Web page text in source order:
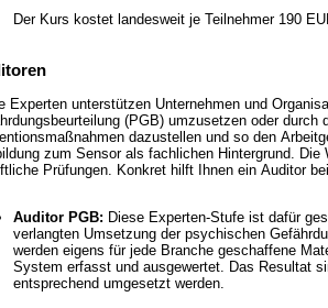
Der Kurs kostet landesweit je Teilnehmer 190
Experten unterstützen Unternehmen und
(PGB) umzusetzen oder
dazustellen und so den Arbeitgeber für
zum Sensor als fachlichen Hintergrund.
schriftliche Prüfungen. Konkret hilft Ihnen
Auditor PGB: Diese Experten-Stufe ist dafür
verlangten Umsetzung der psychischen
werden eigens für jede Branche geschaffene
System erfasst und ausgewertet. Das Resultat
entsprechend umgesetzt werden.